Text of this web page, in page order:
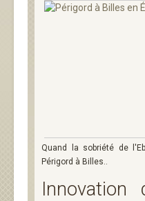
Quand la sobriété de
Périgord à Billes..
Innovation